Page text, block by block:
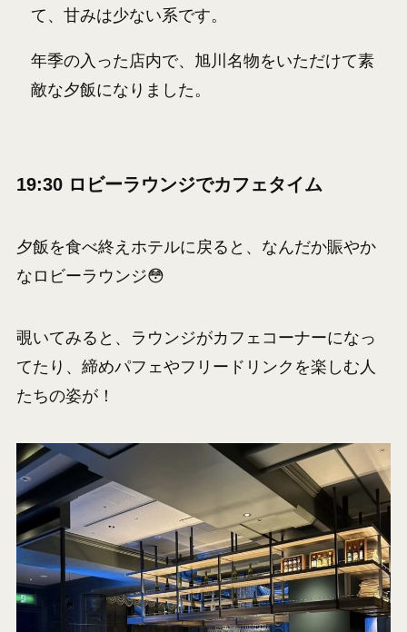
て、甘みは少ない系です。
年季の入った店内で、旭川名物をいただけて素
敵な夕飯になりました。
19:30 ロビーラウンジでカフェタイム
夕飯を食べ終えホテルに戻ると、なんだか賑やか
なロビーラウンジ😳
覗いてみると、ラウンジがカフェコーナーになっ
てたり、締めパフェやフリードリンクを楽しむ人
たちの姿が！